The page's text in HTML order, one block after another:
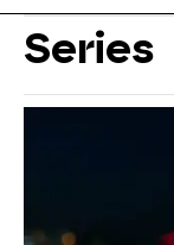
Series